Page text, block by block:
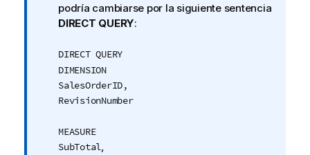
podría cambiarse por la siguiente sentencia
DIRECT QUERY:
DIRECT QUERY
DIMENSION
SalesOrderID,
RevisionNumber
MEASURE
SubTotal,